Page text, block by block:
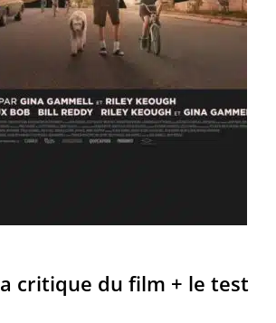
critique du film + le test